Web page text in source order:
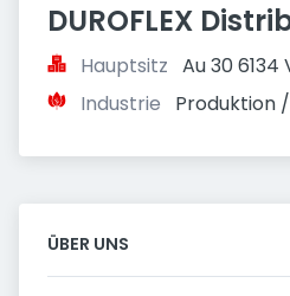
DUROFLEX
Hauptsitz Au 30
Industrie
Produktion
ÜBER UNS